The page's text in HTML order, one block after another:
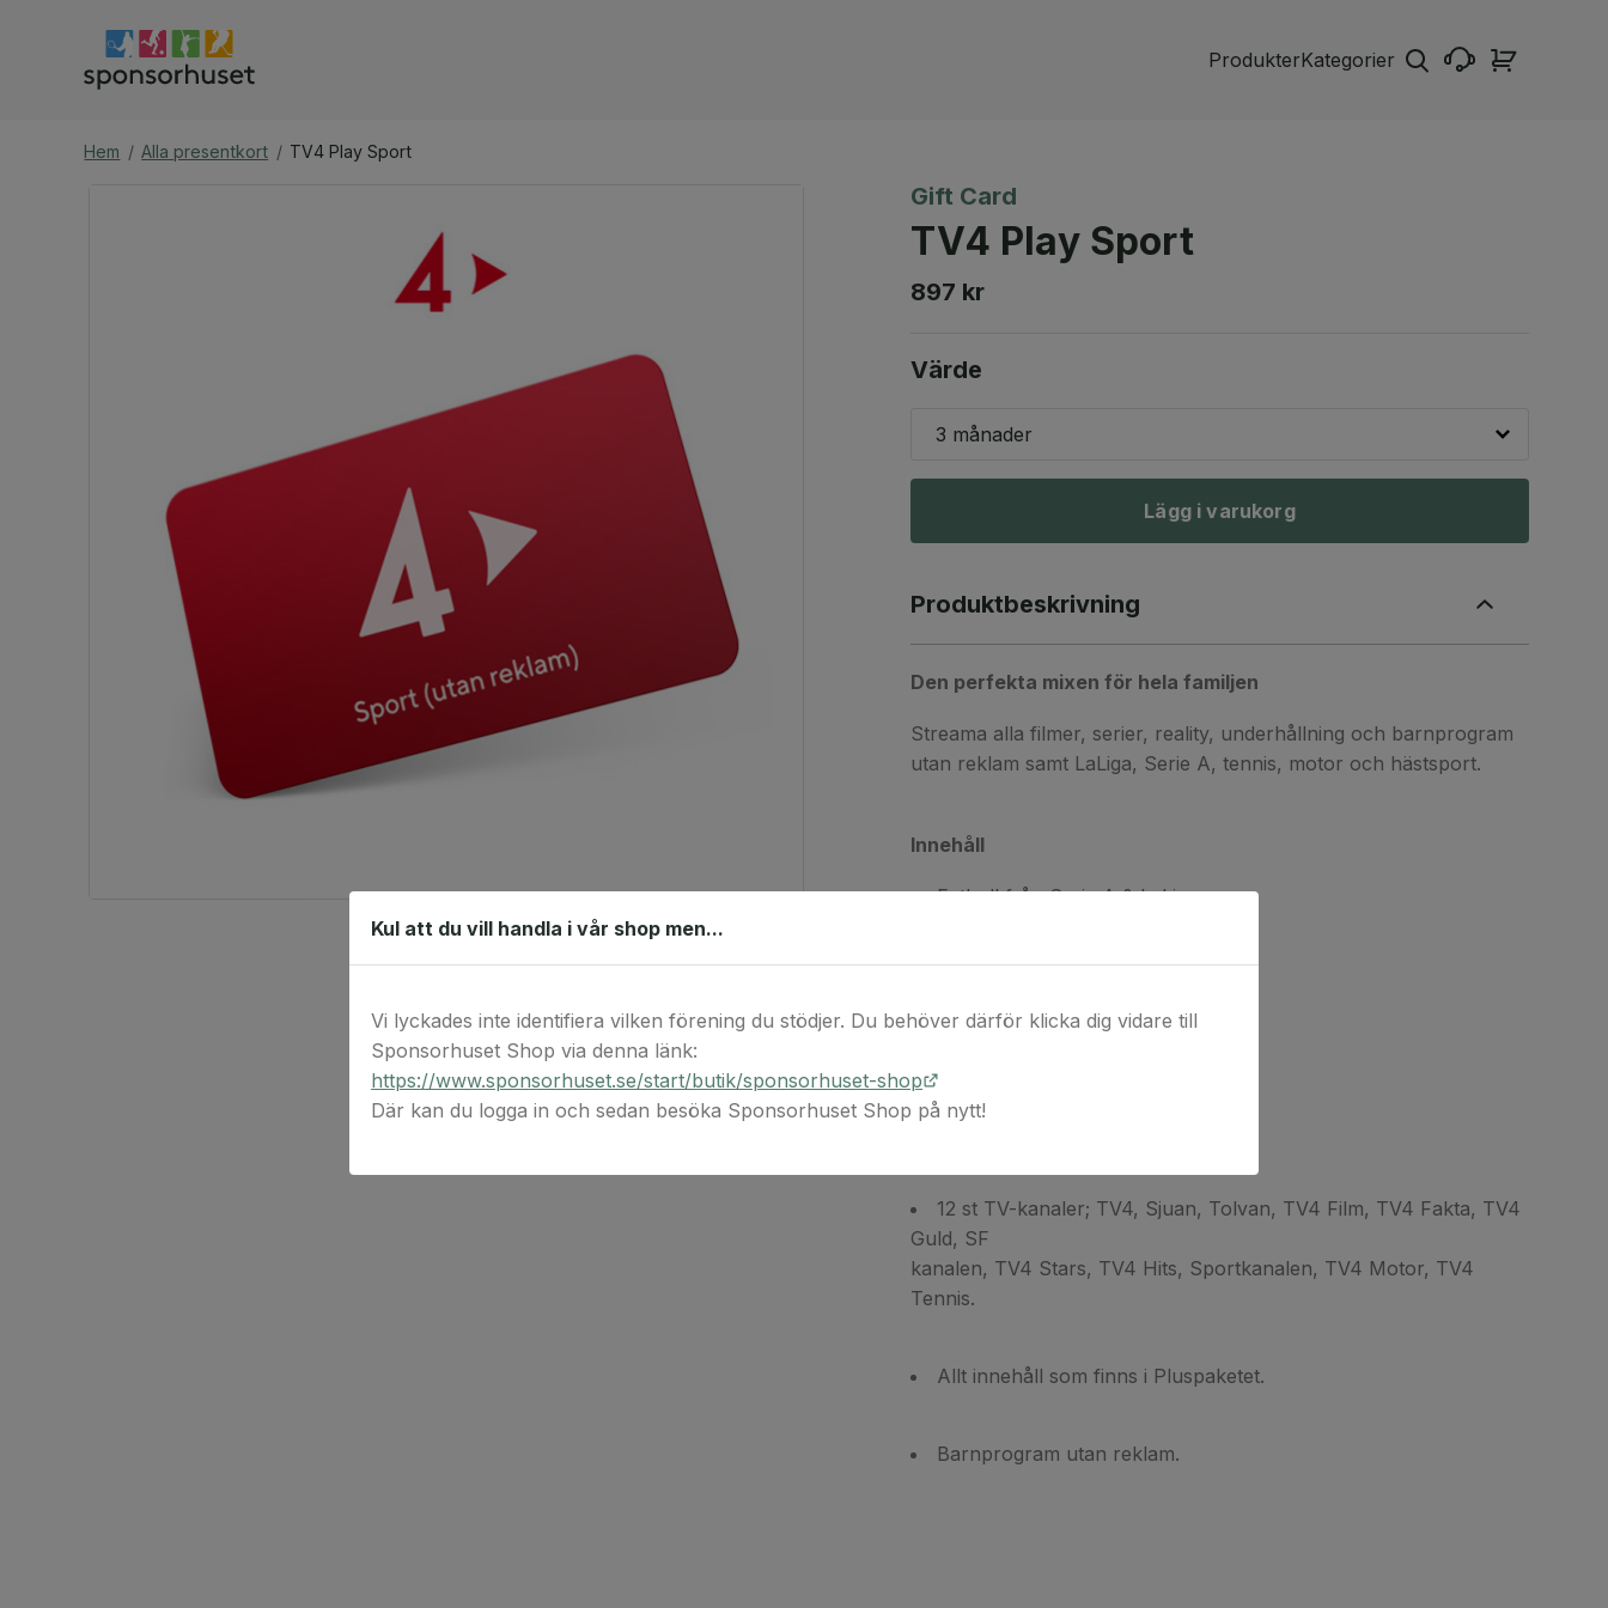
ProdukterKategorier
Hem / Alla presentkort / TV4 Play Sport
Gift Card
TV4 Play Sport
897 kr
Värde
3 månader
Lägg i varukorg
Produktbeskrivning
Den perfekta mixen för hela familjen
Streama alla filmer, serier, reality, underhållning och barnprogram
utan reklam samt LaLiga, Serie A, tennis, motor och hästsport.
Innehåll
Fotboll från Serie A & LaLiga.
Tennis från ATP Tour.
12 st TV-kanaler; TV4, Sjuan, Tolvan, TV4 Film, TV4 Fakta, TV4
Guld, SF
kanalen, TV4 Stars, TV4 Hits, Sportkanalen, TV4 Motor, TV4
Tennis.
Allt innehåll som finns i Pluspaketet.
Barnprogram utan reklam.
Kul att du vill handla i vår shop men...
Vi lyckades inte identifiera vilken förening du stödjer. Du behöver därför klicka dig vidare till
Sponsorhuset Shop via denna länk:
https://www.sponsorhuset.se/start/butik/sponsorhuset-shop
Där kan du logga in och sedan besöka Sponsorhuset Shop på nytt!